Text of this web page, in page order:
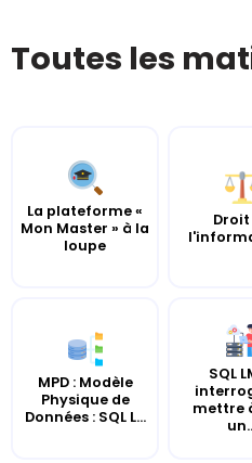
Toutes les
La plateforme «
Mon Master » à la
loupe
Droit
MPD : Modèle
Physique de
Données : SQL L...
SQL
mettre